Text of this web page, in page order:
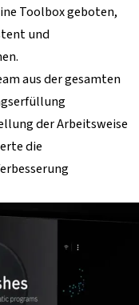
Toolbox geboten,
und
aus der gesamten
der Arbeitsweise
die